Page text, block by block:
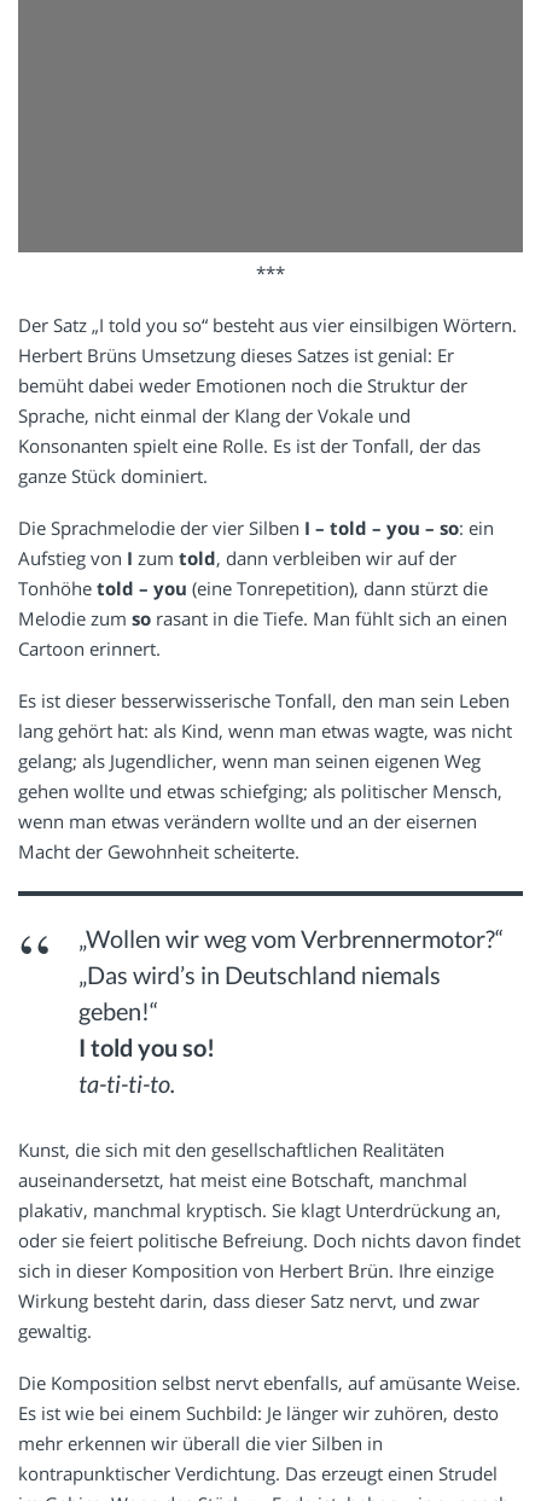
***
Der Satz „I told you so“ besteht aus vier einsilbigen Wörtern.
Herbert Brüns Umsetzung dieses Satzes ist genial: Er
bemüht dabei weder Emotionen noch die Struktur der
Sprache, nicht einmal der Klang der Vokale und
Konsonanten spielt eine Rolle. Es ist der Tonfall, der das
ganze Stück dominiert.
Die Sprachmelodie der vier Silben I – told – you – so: ein
Aufstieg von I zum told, dann verbleiben wir auf der
Tonhöhe told – you (eine Tonrepetition), dann stürzt die
Melodie zum so rasant in die Tiefe. Man fühlt sich an einen
Cartoon erinnert.
Es ist dieser besserwisserische Tonfall, den man sein Leben
lang gehört hat: als Kind, wenn man etwas wagte, was nicht
gelang; als Jugendlicher, wenn man seinen eigenen Weg
gehen wollte und etwas schiefging; als politischer Mensch,
wenn man etwas verändern wollte und an der eisernen
Macht der Gewohnheit scheiterte.
„Wollen wir weg vom Verbrennermotor?“
„Das wird’s in Deutschland niemals
geben!“
I told you so!
ta-ti-ti-to.
Kunst, die sich mit den gesellschaftlichen Realitäten
auseinandersetzt, hat meist eine Botschaft, manchmal
plakativ, manchmal kryptisch. Sie klagt Unterdrückung an,
oder sie feiert politische Befreiung. Doch nichts davon findet
sich in dieser Komposition von Herbert Brün. Ihre einzige
Wirkung besteht darin, dass dieser Satz nervt, und zwar
gewaltig.
Die Komposition selbst nervt ebenfalls, auf amüsante Weise.
Es ist wie bei einem Suchbild: Je länger wir zuhören, desto
mehr erkennen wir überall die vier Silben in
kontrapunktischer Verdichtung. Das erzeugt einen Strudel